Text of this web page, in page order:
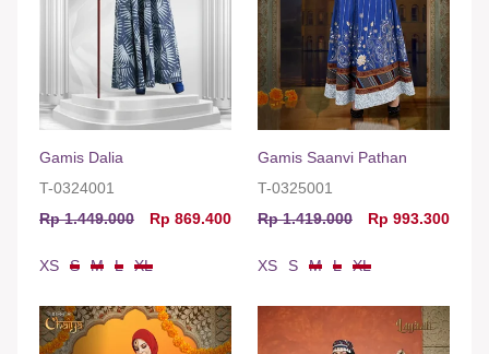
Gamis Dalia
T-0324001
Rp 1.449.000
Rp 869.400
XS S M L XL
Gamis Saanvi Pathan
T-0325001
Rp 1.419.000
Rp 993.300
XS S M L XL